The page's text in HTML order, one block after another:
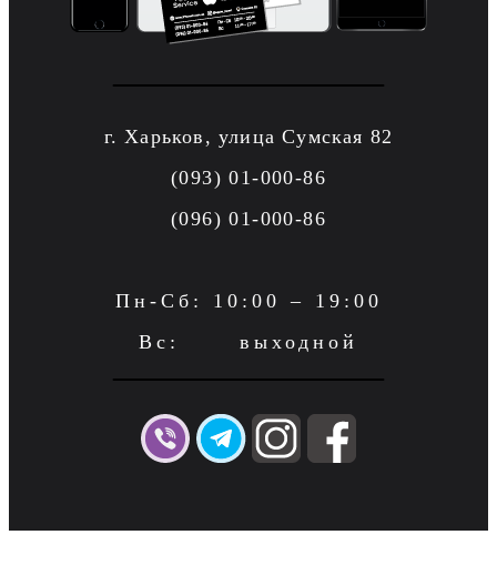
г. Харьков, улица Сумская 82
(093) 01-000-86
(096) 01-000-86
Пн-Сб: 10:00 – 19:00
Вс: выходной